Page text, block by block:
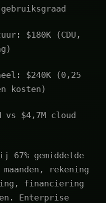
$180K (CDU,
$240K (0,25
kosten)
vs $4,7M cloud
67% gemiddelde
rekening
financiering
Enterprise